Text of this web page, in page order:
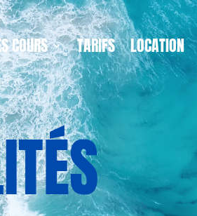
COURS TARIFS LOCATION